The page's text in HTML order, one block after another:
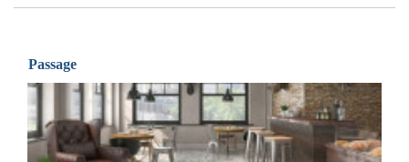
Passage